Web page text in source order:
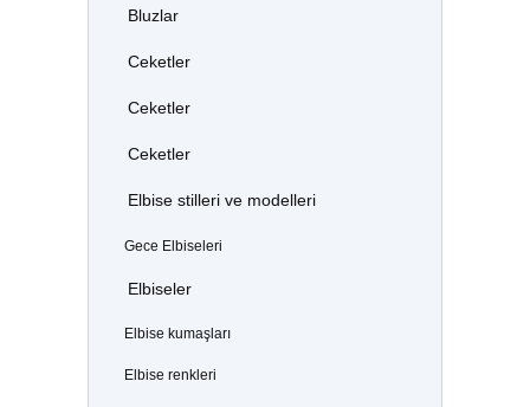
Bluzlar
Ceketler
Ceketler
Ceketler
Elbise stilleri ve modelleri
Gece Elbiseleri
Elbiseler
Elbise kumaşları
Elbise renkleri